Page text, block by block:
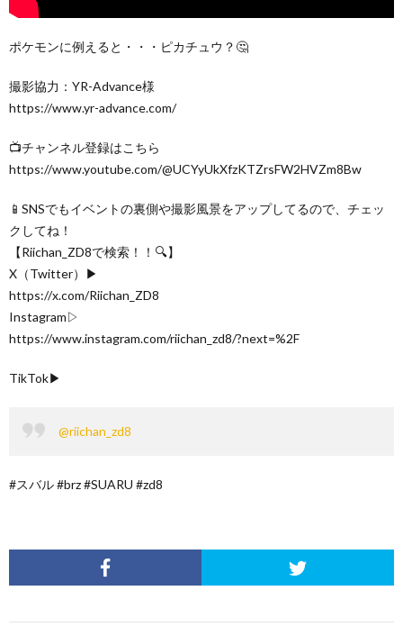
ポケモンに例えると・・・ピカチュウ？🤔
撮影協力：YR-Advance様
https://www.yr-advance.com/
📺チャンネル登録はこちら
https://www.youtube.com/@UCYyUkXfzKTZrsFW2HVZm8Bw
📱SNSでもイベントの裏側や撮影風景をアップしてるので、チェッ
クしてね！
【Riichan_ZD8で検索！！🔍】
X（Twitter）▶
https://x.com/Riichan_ZD8
Instagram▷
https://www.instagram.com/riichan_zd8/?next=%2F
TikTok▶
@riichan_zd8
#スバル #brz #SUARU #zd8